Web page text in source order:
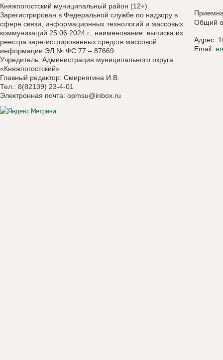
Княжпогостский муниципальный район (12+)
Зарегистрирован в Федеральной службе по надзору в
сфере связи, информационных технологий и массовых
коммуникаций 25.06.2024 г., наименование: выписка из
реестра зарегистрированных средств массовой
информации ЭЛ № ФС 77 – 87669
Учредитель: Администрация муниципального округа
«Княжпогостский»
Главный редактор: Смирнягина И.В.
Тел.: 8(82139) 23-4-01
Электронная почта: opmsu@inbox.ru
Общий
Адрес:
Email: